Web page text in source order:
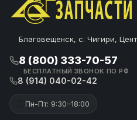
Благовещенск, с. Чигири,
8 (800) 333-70-57
БЕСПЛАТНЫЙ ЗВОНОК ПО РФ
8 (914) 040-02-42
Пн-Пт: 9:30–18:00